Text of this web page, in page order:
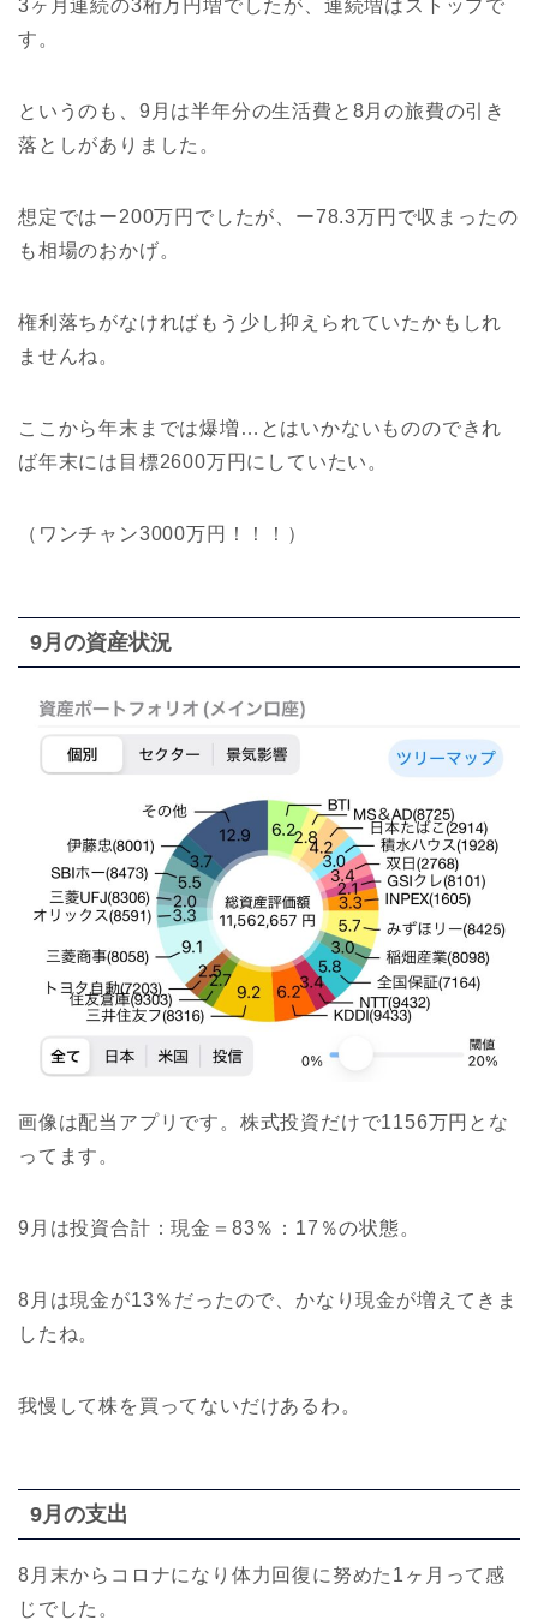
3ヶ月連続の3桁万円増でしたが、連続増はストップで
す。
というのも、9月は半年分の生活費と8月の旅費の引き
落としがありました。
想定ではー200万円でしたが、ー78.3万円で収まったの
も相場のおかげ。
権利落ちがなければもう少し抑えられていたかもしれ
ませんね。
ここから年末までは爆増…とはいかないもののできれ
ば年末には目標2600万円にしていたい。
（ワンチャン3000万円！！！）
9月の資産状況
画像は配当アプリです。株式投資だけで1156万円とな
ってます。
9月は投資合計：現金＝83％：17％の状態。
8月は現金が13％だったので、かなり現金が増えてきま
したね。
我慢して株を買ってないだけあるわ。
9月の支出
8月末からコロナになり体力回復に努めた1ヶ月って感
じでした。